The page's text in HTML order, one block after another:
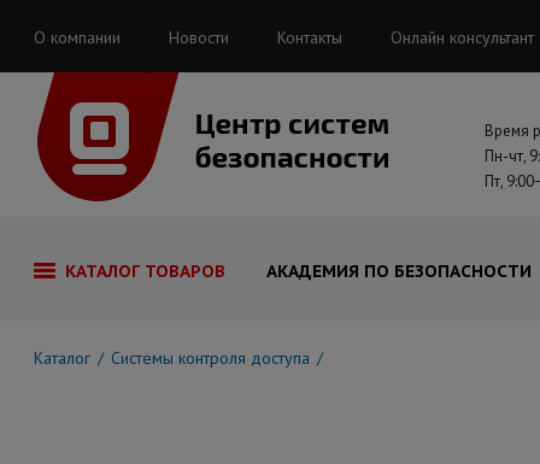
О компании Новости Контакты Онлайн консультант
Время
Пн-чт,
Пт,
КАТАЛОГ ТОВАРОВ АКАДЕМИЯ ПО БЕЗОПАСНОСТИ
Каталог Системы контроля доступа